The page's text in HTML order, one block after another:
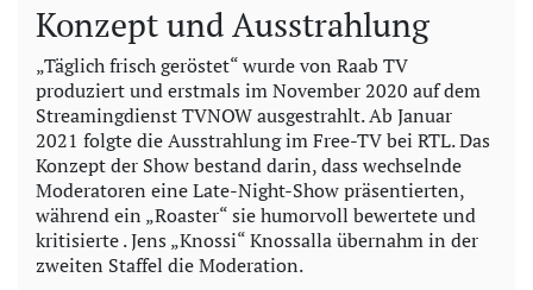
V
i
d
e
o
Konzept und Ausstrahlung
„Täglich frisch geröstet“ wurde von Raab TV
produziert und erstmals im November 2020 auf dem
Streamingdienst TVNOW ausgestrahlt. Ab Januar
2021 folgte die Ausstrahlung im Free-TV bei RTL. Das
Konzept der Show bestand darin, dass wechselnde
Moderatoren eine Late-Night-Show präsentierten,
während ein „Roaster“ sie humorvoll bewertete und
kritisierte . Jens „Knossi“ Knossalla übernahm in der
zweiten Staffel die Moderation.